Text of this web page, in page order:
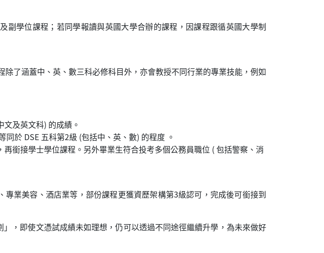
學位課程；若同學報讀與英國大學合辦的課程，因課程跟循英國大學制
了涵蓋中、英、數三科必修科目外，亦會教授不同行業的專業技能，例如
及英文科) 的成績。
於 DSE 五科第2級 (包括中、英、數) 的程度 。
銜接學士學位課程。另外畢業生符合投考多個公務員職位 ( 包括警察、消
業美容、酒店業等，部份課程更獲資歷架構第3級認可，完成後可銜接到
，即使文憑試成績未如理想，仍可以透過不同途徑繼續升學，為未來做好